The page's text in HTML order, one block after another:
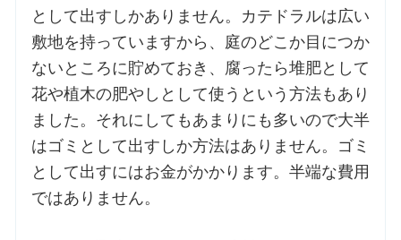
として出すしかありません。カテドラルは広い
敷地を持っていますから、庭のどこか目につか
ないところに貯めておき、腐ったら堆肥として
花や植木の肥やしとして使うという方法もあり
ました。それにしてもあまりにも多いので大半
はゴミとして出すしか方法はありません。ゴミ
として出すにはお金がかかります。半端な費用
ではありません。